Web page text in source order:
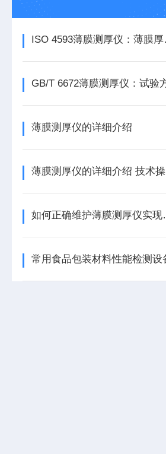
ISO
薄膜测厚仪的详细介绍
如何正
常用食品包装材料性能检测设